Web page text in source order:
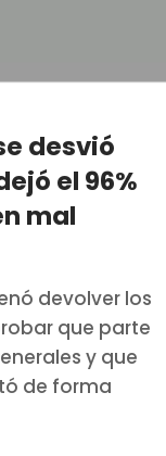
desvió
el 96%
mal
devolver los
que parte
y que
de forma